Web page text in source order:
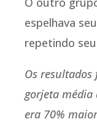
espelhava
repetindo
Os
gorjeta média
era 70%